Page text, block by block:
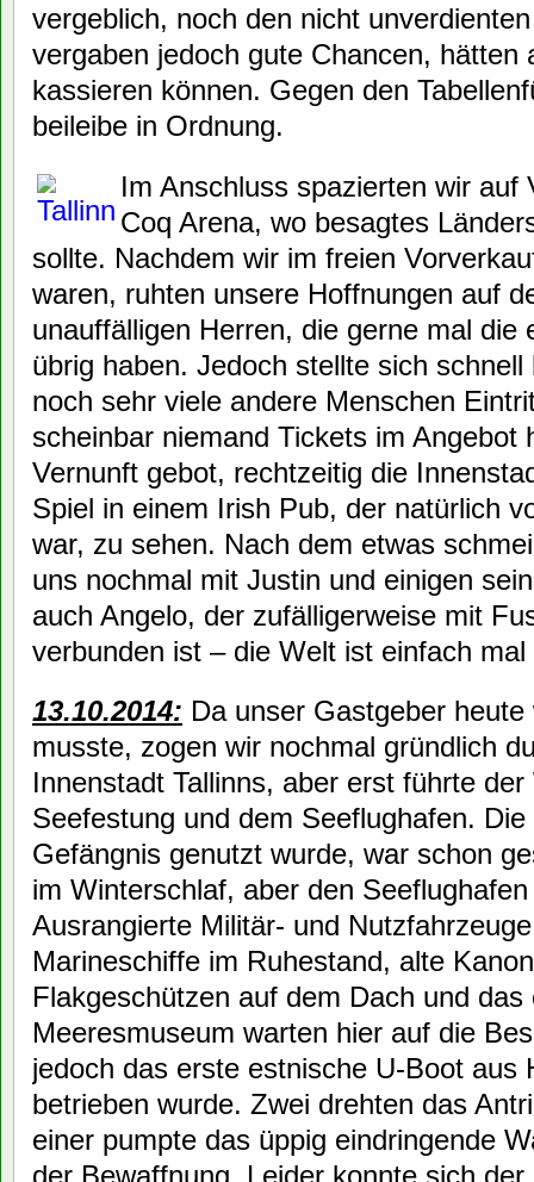
vergeblich, noch den nicht
vergaben jedoch gute Chancen, hätten
kassieren können. Gegen den
beileibe in Ordnung.
Im Anschluss spazierten wir auf
Coq Arena, wo besagtes
sollte. Nachdem wir im freien
waren, ruhten unsere Hoffnungen auf
unauffälligen Herren, die gerne mal die
übrig haben. Jedoch stellte sich
noch sehr viele andere Menschen
scheinbar niemand Tickets im Angebot
Vernunft gebot, rechtzeitig die
Spiel in einem Irish Pub, der natürlich
war, zu sehen. Nach dem etwas
uns nochmal mit Justin und einigen
auch Angelo, der zufälligerweise mit
verbunden ist – die Welt ist einfach
13.10.2014: Da unser Gastgeber
musste, zogen wir nochmal gründlich
Innenstadt Tallinns, aber erst führte
Seefestung und dem Seeflughafen.
Gefängnis genutzt wurde, war schon
im Winterschlaf, aber den
Ausrangierte Militär- und
Marineschiffe im Ruhestand, alte
Flakgeschützen auf dem Dach und das
Meeresmuseum warten hier auf die
jedoch das erste estnische U-Boot aus
betrieben wurde. Zwei drehten das
einer pumpte das üppig eindringende